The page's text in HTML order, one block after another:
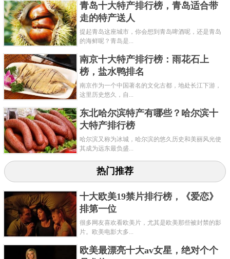
青岛十大特产排行榜，青岛适合带
走的特产送人
提起青岛这座城市，你会想到青岛啤酒呢，还是青岛
的海鲜呢？青岛是...
南京十大特产排行榜：雨花石上
榜，盐水鸭排名
南京作为一个中国著名的文化古都，地处长江下游，
这里历史悠久，自...
东北哈尔滨特产有哪些？哈尔滨十
大特产排行榜
哈尔滨又称为冰城，哈尔滨的悠久历史和美丽风光使
其成为远东最负盛...
热门推荐
十大欧美19禁片排行榜，《爱恋》
排第一位
很多网友喜欢看欧美片，尤其是欧美那些被封禁的影
片。欧美电影大多...
欧美最漂亮十大av女星，绝对个个